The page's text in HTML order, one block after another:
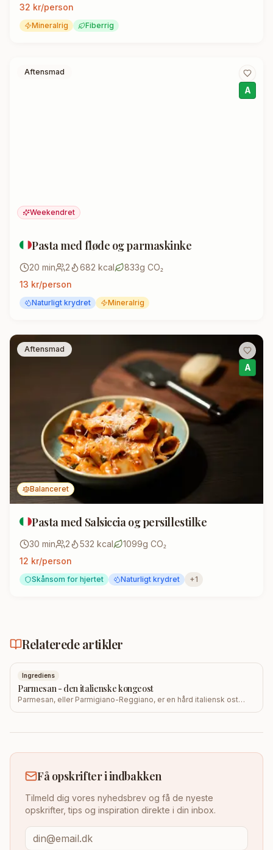
32 kr/person
Mineralrig Fiberrig
Weekendret
Aftensmad
A
Pasta med fløde og parmaskinke
20 min 2 682 kcal 833g CO₂
13 kr/person
Naturligt krydret Mineralrig
Balanceret
Aftensmad
A
Pasta med Salsiccia og persillestilke
30 min 2 532 kcal 1099g CO₂
12 kr/person
Skånsom for hjertet Naturligt krydret +1
Relaterede artikler
Ingrediens
Parmesan - den italienske kongeost
Parmesan, eller Parmigiano-Reggiano, er en hård italiensk ost
Få opskrifter i indbakken
Tilmeld dig vores nyhedsbrev og få de nyeste
opskrifter, tips og inspiration direkte i din inbox.